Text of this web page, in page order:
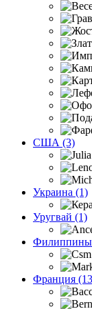
США (3)
Украина (1)
Уругвай (1)
Франция